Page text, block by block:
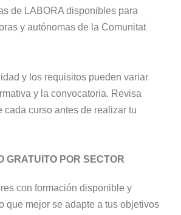
de LABORA disponibles para
y autónomas de la Comunitat
y los requisitos pueden variar
y la convocatoria. Revisa
cada curso antes de realizar tu
GRATUITO POR SECTOR
con formación disponible y
que mejor se adapte a tus objetivos